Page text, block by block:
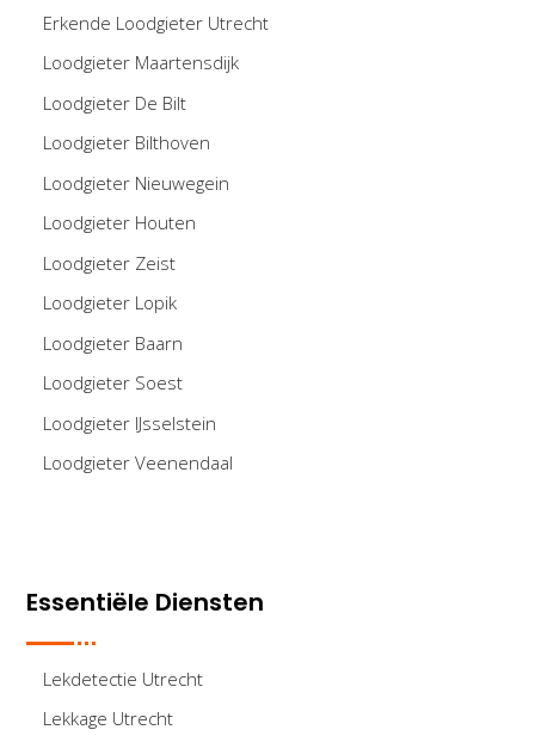
Erkende Loodgieter Utrecht
Loodgieter Maartensdijk
Loodgieter De Bilt
Loodgieter Bilthoven
Loodgieter Nieuwegein
Loodgieter Houten
Loodgieter Zeist
Loodgieter Lopik
Loodgieter Baarn
Loodgieter Soest
Loodgieter IJsselstein
Loodgieter Veenendaal
Essentiële Diensten
Lekdetectie Utrecht
Lekkage Utrecht